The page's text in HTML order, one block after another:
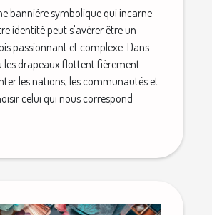
bannière symbolique qui incarne
identité peut s'avérer être un
passionnant et complexe. Dans
les drapeaux flottent fièrement
les nations, les communautés et
celui qui nous correspond